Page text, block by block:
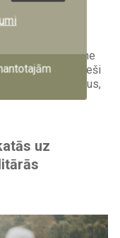
militārajā
šogad paiet
šeit norisinās
kuģu nometne
kurā jaunieši
pamatus,
uz